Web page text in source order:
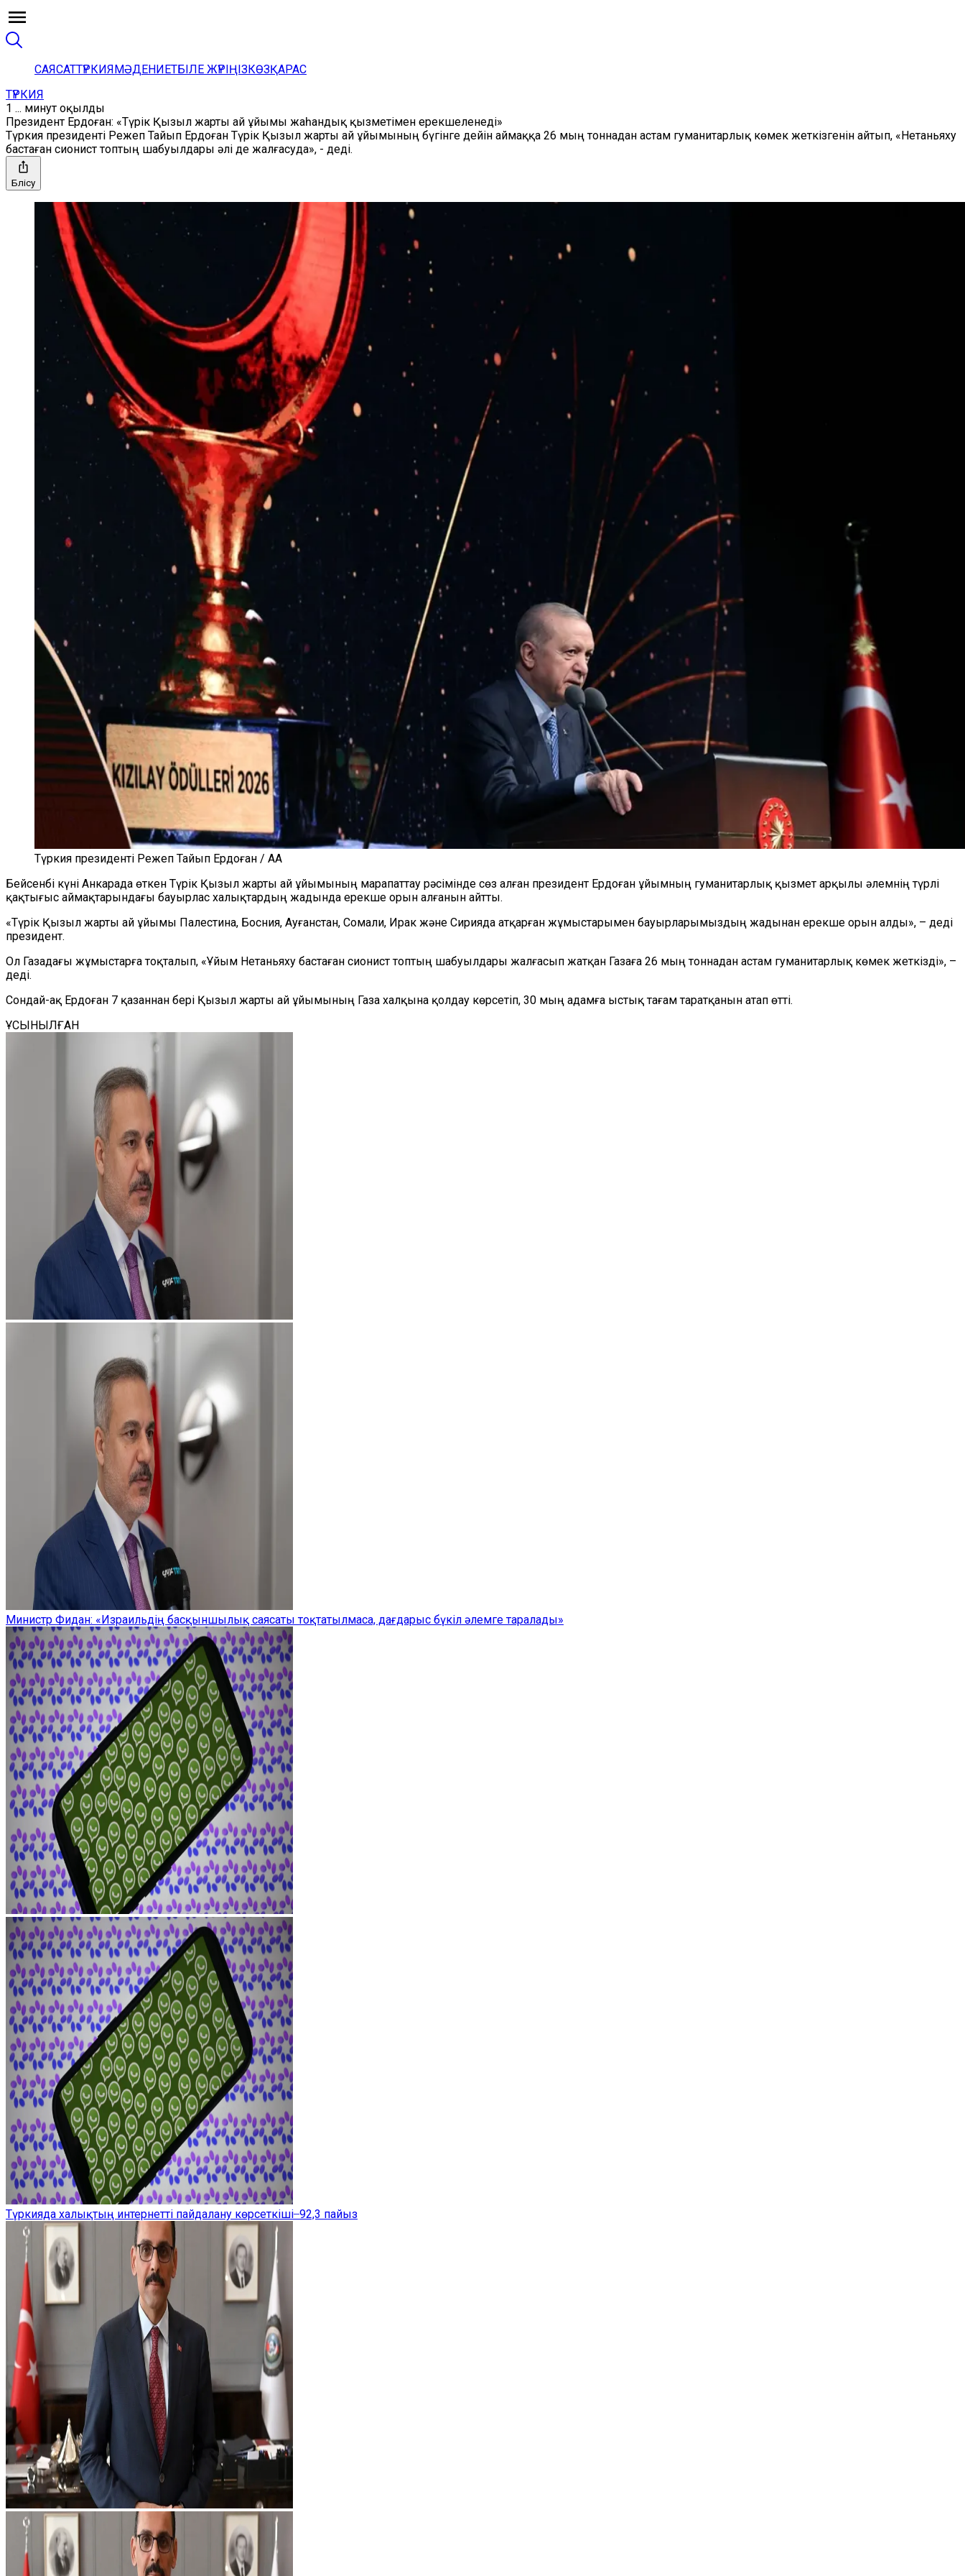
САЯСАТТҮРКИЯМӘДЕНИЕТБІЛЕ ЖҮРІҢІЗКӨЗҚАРАС
ТҮРКИЯ
1 ... минут оқылды
Президент Ердоған: «Түрік Қызыл жарты ай ұйымы жаһандық қызметімен ерекшеленеді»
Түркия президенті Режеп Тайып Ердоған Түрік Қызыл жарты ай ұйымының бүгінге дейін аймаққа 26 мың тоннадан астам гуманитарлық көмек жеткізгенін айтып, «Нетаньяху
бастаған сионист топтың шабуылдары әлі де жалғасуда», - деді.
Бөлісу
Түркия президенті Режеп Тайып Ердоған / AA
Бейсенбі күні Анкарада өткен Түрік Қызыл жарты ай ұйымының марапаттау рәсімінде сөз алған президент Ердоған ұйымның гуманитарлық қызмет арқылы әлемнің түрлі
қақтығыс аймақтарындағы бауырлас халықтардың жадында ерекше орын алғанын айтты.
«Түрік Қызыл жарты ай ұйымы Палестина, Босния, Ауғанстан, Сомали, Ирак және Сирияда атқарған жұмыстарымен бауырларымыздың жадынан ерекше орын алды», – деді
президент.
Ол Газадағы жұмыстарға тоқталып, «Ұйым Нетаньяху бастаған сионист топтың шабуылдары жалғасып жатқан Газаға 26 мың тоннадан астам гуманитарлық көмек жеткізді», –
деді.
Сондай-ақ Ердоған 7 қазаннан бері Қызыл жарты ай ұйымының Газа халқына қолдау көрсетіп, 30 мың адамға ыстық тағам таратқанын атап өтті.
ҰСЫНЫЛҒАН
Министр Фидан: «Израильдің басқыншылық саясаты тоқтатылмаса, дағдарыс бүкіл әлемге таралады»
Түркияда халықтың интернетті пайдалану көрсеткіші ̶ 92,3 пайыз